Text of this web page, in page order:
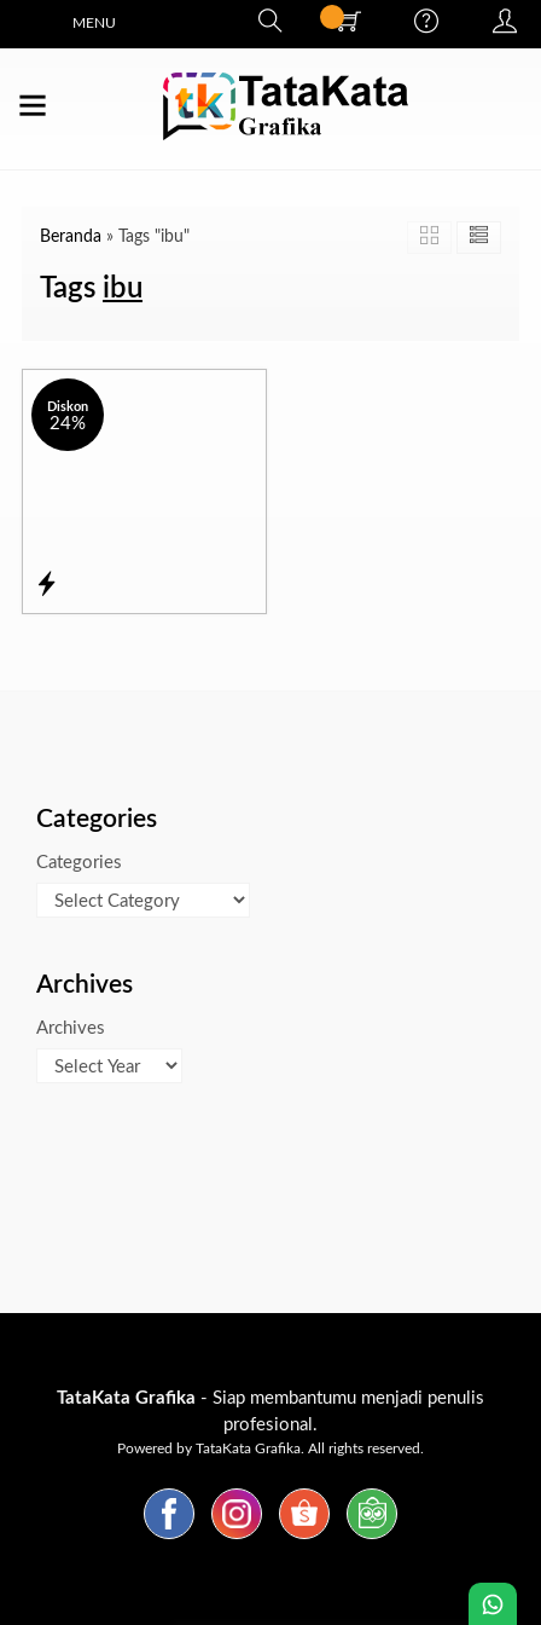
MENU
Beranda » Tags "ibu"
Tags ibu
Diskon
24%
Categories
Categories
Archives
Archives
TataKata Grafika - Siap membantumu menjadi penulis
profesional.
Powered by TataKata Grafika. All rights reserved.